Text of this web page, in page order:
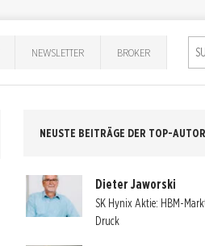
NEWSLETTER BROKER
NEUSTE BEITRÄGE DER TOP-
Dieter Jaworski
SK Hynix Aktie: HBM-
Druck